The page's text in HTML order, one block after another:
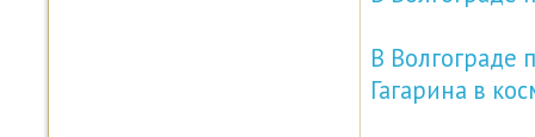
В Волгограде
Гагарина в